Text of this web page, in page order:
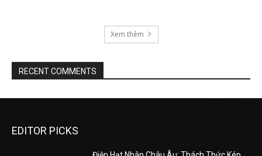
Xem thêm
RECENT COMMENTS
EDITOR PICKS